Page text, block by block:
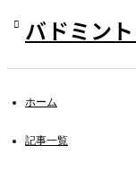
バドミン
ホーム
記事一覧